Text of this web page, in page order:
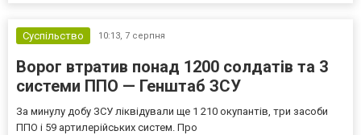
Суспільство 10:13, 7 серпня
Ворог втратив понад 1200 солдатів та 3
системи ППО — Генштаб ЗСУ
За минулу добу ЗСУ ліквідували ще 1 210 окупантів, три засоби
ППО і 59 артилерійських систем. Про